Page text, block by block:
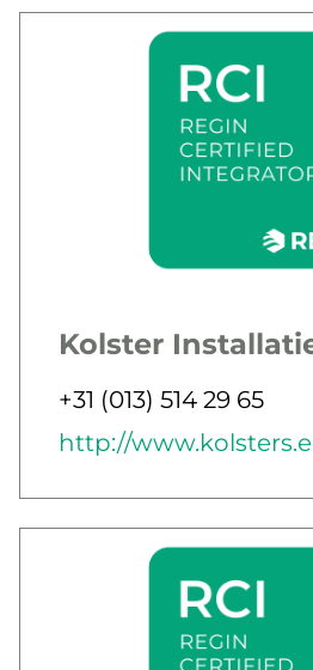
Kolster
Jobbar som
Telefon
+31 (013) 514 29 65
E-post
Webb
http://